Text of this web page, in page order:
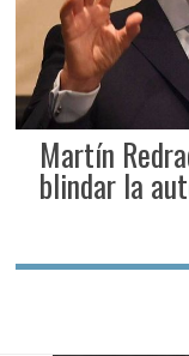
Martín
blindar la